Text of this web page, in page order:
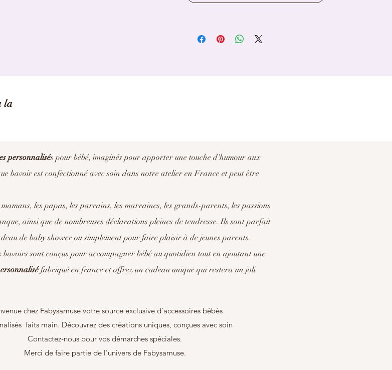
la
personnalisés pour bébé, imaginés pour apporter une touche d'humour aux
bavoir est confectionné avec soin dans notre atelier en France et peut être
les papas, les parrains, les marraines, les grands-parents, les passions
ainsi que de nombreuses déclarations pleines de tendresse. Ils sont parfait
de baby shower ou simplement pour faire plaisir à de jeunes parents.
sont conçus pour accompagner bébé au quotidien tout en ajoutant une
fabriqué en france et offrez un cadeau unique qui restera un joli
chez Fabysamuse votre source exclusive d'accessoires bébés
faits main. Découvrez des créations uniques, conçues avec soin
Contactez-nous pour vos démarches spéciales.
Merci de faire partie de l'univers de Fabysamuse.